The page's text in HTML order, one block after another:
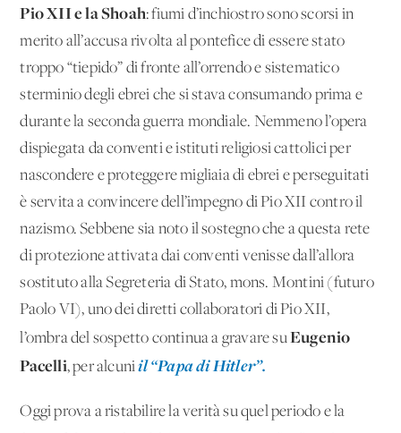
Pio XII e la Shoah: fiumi d’inchiostro sono scorsi in
merito all’accusa rivolta al pontefice di essere stato
troppo “tiepido” di fronte all’orrendo e sistematico
sterminio degli ebrei che si stava consumando prima e
durante la seconda guerra mondiale. Nemmeno l’opera
dispiegata da conventi e istituti religiosi cattolici per
nascondere e proteggere migliaia di ebrei e perseguitati
è servita a convincere dell’impegno di Pio XII contro il
nazismo. Sebbene sia noto il sostegno che a questa rete
di protezione attivata dai conventi venisse dall’allora
sostituto alla Segreteria di Stato, mons. Montini (futuro
Paolo VI), uno dei diretti collaboratori di Pio XII,
l’ombra del sospetto continua a gravare suEugenio
Pacelli, per alcuniil “Papa di Hitler”.
Oggi prova a ristabilire la verità su quel periodo e la